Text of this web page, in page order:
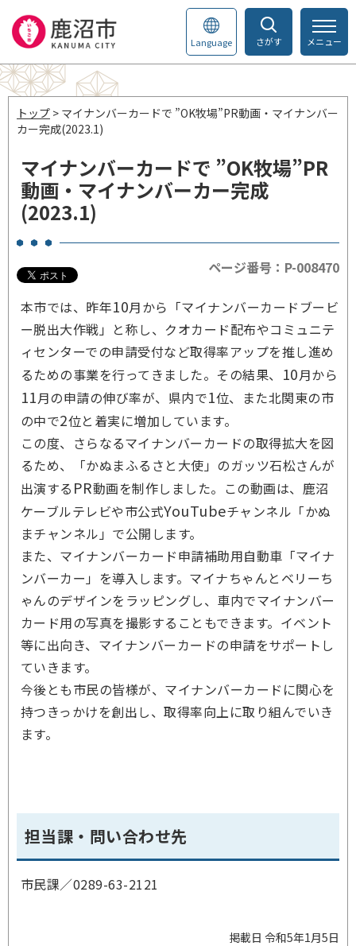
さがす
Language メニュー
トップ > マイナンバーカードで ”OK牧場”PR動画・マイナンバー
カー完成(2023.1)
マイナンバーカードで ”OK牧場”PR
動画・マイナンバーカー完成
(2023.1)
ページ番号：P-008470
本市では、昨年10月から「マイナンバーカードブービ
ー脱出大作戦」と称し、クオカード配布やコミュニテ
ィセンターでの申請受付など取得率アップを推し進め
るための事業を行ってきました。その結果、 10月から
11月の申請の伸び率が、県内で1位、また北関東の市
の中で2位と着実に増加しています。
この度、さらなるマイナンバーカードの取得拡大を図
るため、「かぬまふるさと大使」のガッツ石松さんが
出演する PR動画を制作しました。この動画は、鹿沼
ケーブルテレビや市公式YouTubeチャンネル「かぬ
まチャンネル」で公開します。
また、マイナンバーカード申請補助用自動車「マイナ
ンバーカー」を導入します。マイナちゃんとベリーち
ゃんのデザインをラッピングし、車内でマイナンバー
カード用の写真を撮影することもできます。イベント
等に出向き、マイナンバーカードの申請をサポートし
ていきます。
今後とも市民の皆様が、マイナンバーカードに関心を
持つきっかけを創出し、取得率向上に取り組んでいき
ます。
担当課・問い合わせ先
市民課／0289-63-2121
掲載日 令和5年1月5日